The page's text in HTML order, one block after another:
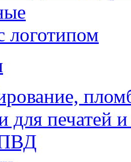
логотипом
для печатей